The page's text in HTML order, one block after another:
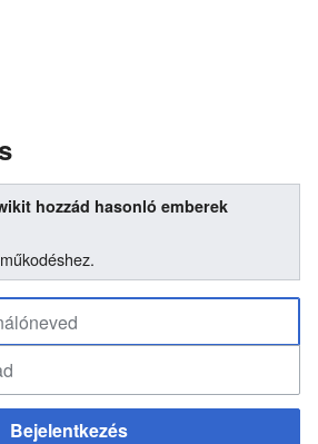
hozzád hasonló emberek
Bejelentkezés